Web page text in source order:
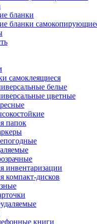
бланки
бланки
самоклеящиеся
белые
цветные
папок
инвентаризации
компакт-дисков
книги